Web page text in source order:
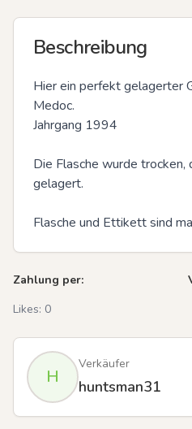
Beschreibung
Hier ein perfekt gelagerter
Medoc.
Jahrgang 1994
Die Flasche wurde
gelagert.
Flasche und Ettikett sind
Zahlung per:
Likes: 0
H
Verkäufer
huntsman31